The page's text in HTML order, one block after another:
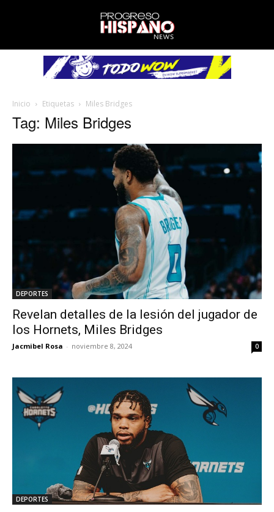
Inicio Etiquetas Miles Bridges
Tag: Miles Bridges
DEPORTES
Revelan detalles de la lesión del jugador de
los Hornets, Miles Bridges
Jacmibel Rosa - noviembre 8, 2024 0
DEPORTES